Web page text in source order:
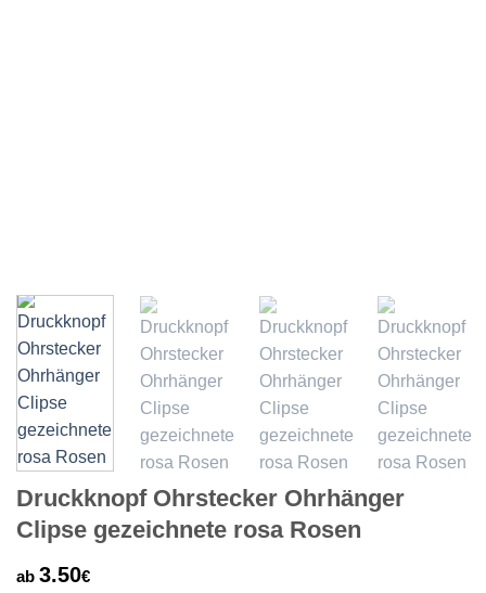
Druckknopf Ohrstecker Ohrhänger
Clipse gezeichnete rosa Rosen
ab 3.50€